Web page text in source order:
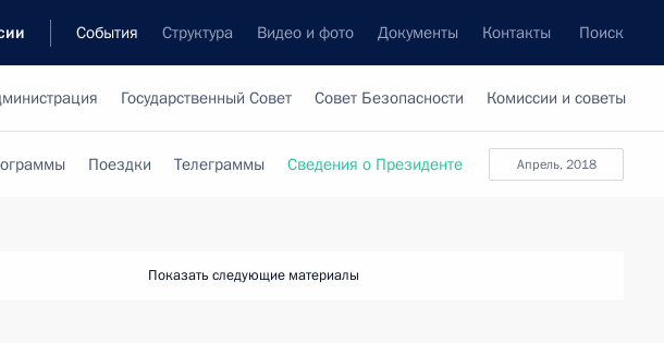
События Структура Видео и фото Документы Контакты Поиск
Государственный Совет Совет Безопасности Комиссии и советы
апрель, 2018
Поездки Телеграммы Сведения о Президенте
Показать следующие материалы